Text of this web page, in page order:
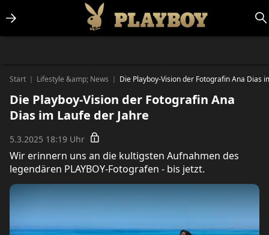
Start | Lifestyle &amp; News | Die Playboy-Vision der Fotografin Ana Dias
Die Playboy-Vision der Fotografin Ana
Dias im Laufe der Jahre
5.3.2025 18:19 Uhr
Wir erinnern uns an die kultigsten Aufnahmen des
legendären PLAYBOY-Fotografen - bis jetzt.